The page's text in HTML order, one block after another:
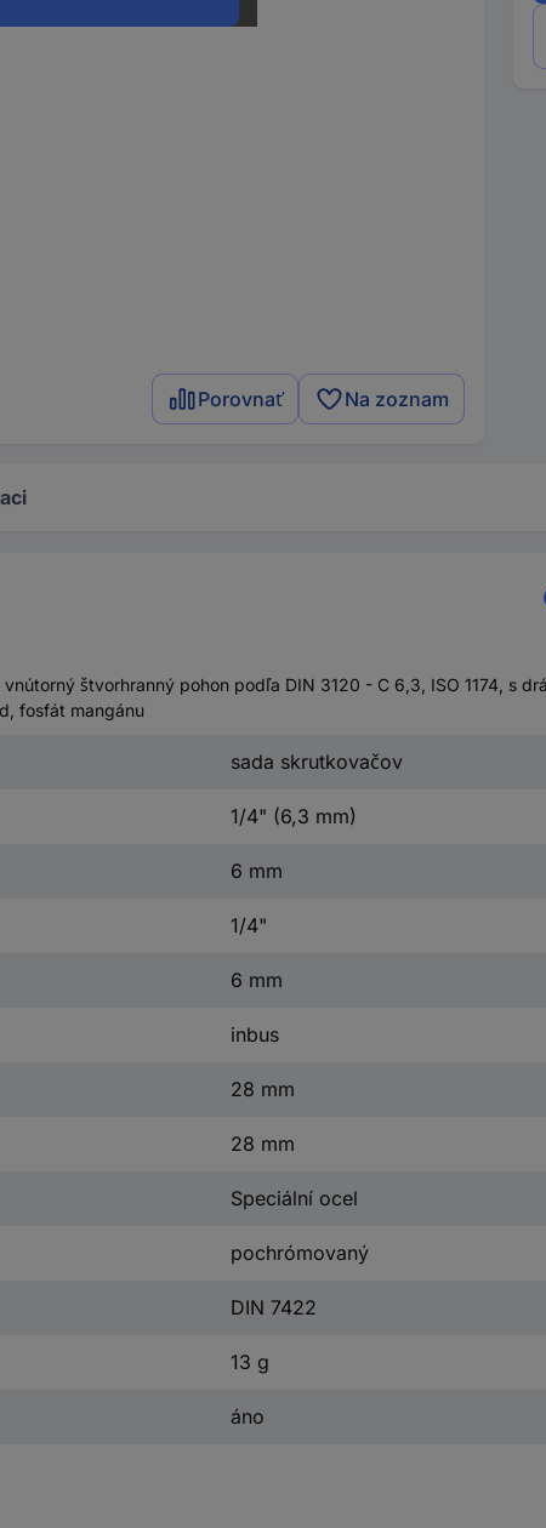
Porovnať Na zoznam
štvorhranný pohon podľa DIN 3120 - C 6,3, ISO 1174, s
fosfát mangánu
sada skrutkovačov
1/4" (6,3 mm)
6 mm
1/4"
6 mm
inbus
28 mm
28 mm
Speciální ocel
pochrómovaný
DIN 7422
13 g
áno